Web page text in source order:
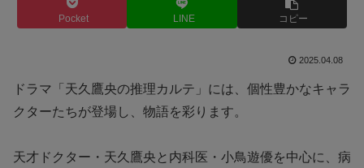
Pocket LINE コピー
2025.04.08
ドラマ「天久鷹央の推理カルテ」には、個性豊かなキャラ
クターたちが登場し、物語を彩ります。
天才ドクター・天久鷹央と内科医・小鳥遊優を中心に、病